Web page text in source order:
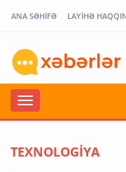
ANA SƏHİFƏ LAYİHƏ
TEXNOLOGİYA